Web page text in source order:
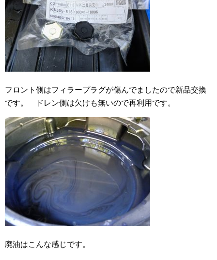
フロント側はフィラープラグが傷んでましたので新品交換
です。 ドレン側は欠けも無いので再利用です。
廃油はこんな感じです。